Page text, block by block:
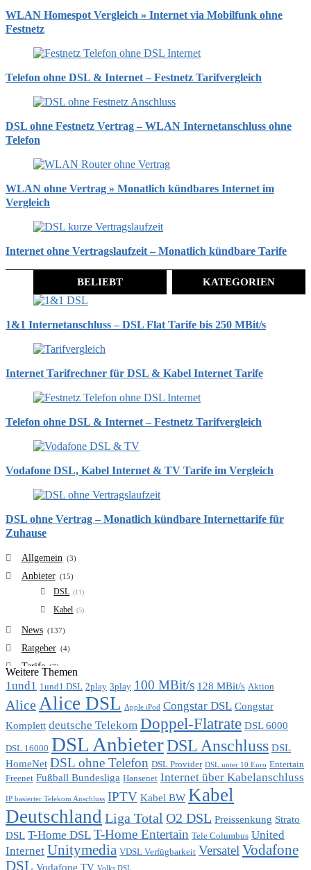
WLAN Homespot Vergleich » Internet via Mobilfunk ohne
Festnetz
Telefon ohne DSL & Internet – Festnetz Tarifvergleich
DSL ohne Festnetz Vertrag – WLAN Internetanschluss ohne
Telefon
WLAN ohne Vertrag » Monatlich kündbares Internet im
Vergleich
Internet ohne Vertragslaufzeit – Monatlich kündbare Tarife
BELIEBT KATEGORIEN
1&1 Internetanschluss – DSL Flat Tarife bis 250 MBit/s
Internet Tarifrechner für DSL & Kabel Internet Tarife
Telefon ohne DSL & Internet – Festnetz Tarifvergleich
Vodafone DSL, Kabel Internet & TV Tarife im Vergleich
DSL ohne Vertrag – Monatlich kündbare Internettarife für
Zuhause
Allgemein (3)
Anbieter (15)
DSL (11)
Kabel (5)
News (137)
Ratgeber (4)
Tarife (7)
VDSL (6)
Vergleich (7)
Weitere Themen
1und1 1und1 DSL 2play 3play 100 MBit/s 128 MBit/s Aktion
AliceAlice DSL Apple iPod Congstar DSL Congstar
Komplett deutsche Telekom Doppel-Flatrate DSL 6000
DSL 16000 DSL AnbieterDSL Anschluss DSL
HomeNet DSL ohne Telefon DSL Provider DSL unter 10 Euro Entertain
Freenet Fußball Bundesliga Hansenet Internet über Kabelanschluss
IP basierter Telekom Anschluss IPTV Kabel BW Kabel
Deutschland Liga Total O2 DSL Preissenkung Strato
DSL T-Home DSL T-Home Entertain Tele Columbus United
Internet Unitymedia VDSL Verfügbarkeit Versatel Vodafone
DSL Vodafone TV Volks DSL